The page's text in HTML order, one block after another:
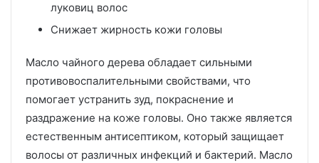
луковиц волос
Снижает жирность кожи головы
Масло чайного дерева обладает сильными
противовоспалительными свойствами, что
помогает устранить зуд, покраснение и
раздражение на коже головы. Оно также является
естественным антисептиком, который защищает
волосы от различных инфекций и бактерий. Масло